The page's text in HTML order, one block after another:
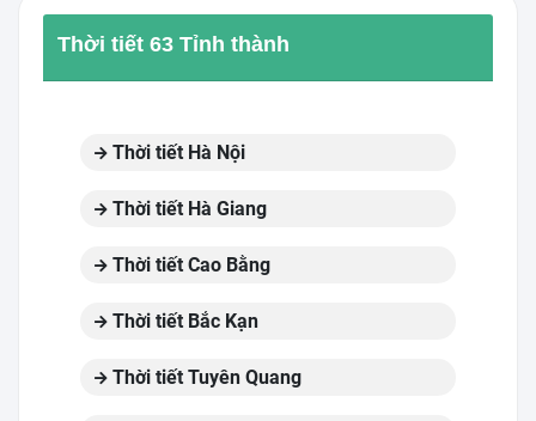
Thời tiết 63 Tỉnh thành
Thời tiết Hà Nội
Thời tiết Hà Giang
Thời tiết Cao Bằng
Thời tiết Bắc Kạn
Thời tiết Tuyên Quang